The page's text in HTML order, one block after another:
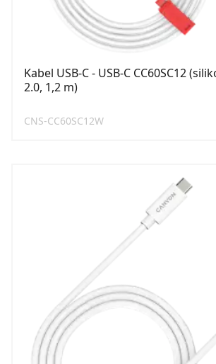
Kabel USB-C - USB-C CC60SC12
2.0, 1,2 m)
CNS-CC60SC12W